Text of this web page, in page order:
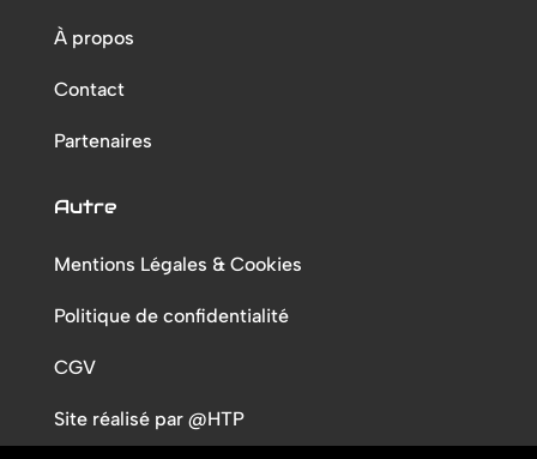
À propos
Contact
Partenaires
Autre
Mentions Légales & Cookies
Politique de confidentialité
CGV
Site réalisé par @HTP